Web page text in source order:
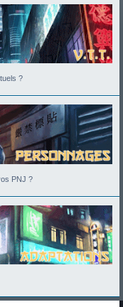
?
PNJ ?